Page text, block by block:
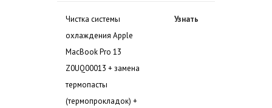
Чистка системы
охлаждения Apple
MacBook Pro 13
Z0UQ00013 + замена
термопасты
(термопрокладок) +
Узнать